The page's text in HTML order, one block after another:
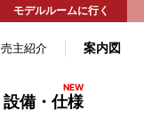
設備・仕様
売主紹介 案内図
モデルルームに行く